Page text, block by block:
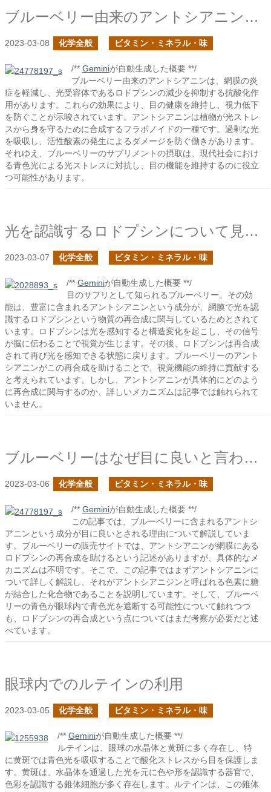
ブルーベリー由来のアントシアニンの摂取は目に良い効果をもたらすのか？
2023-03-08 化学全般 ビタミン・ミネラル・味
/** Geminiが自動生成した概要 **/
ブルーベリー由来のアントシアニンは、網膜の炎
症を軽減し、光受容体であるロドプシンの減少を抑制する抗酸化作
用があります。これらの効果により、目の健康を維持し、視力低下
を防ぐことが示唆されています。アントシアニンは植物が光ストレ
スから身を守るために合成するフラボノイドの一種です。過剰な光
を吸収し、活性酸素の発生によるダメージを防ぐ働きがあります。
それゆえ、ブルーベリーのサプリメントの摂取は、現代社会におけ
る青色光による光ストレスに対抗し、目の機能を維持するのに役立
つ可能性があります。
光を認識するロドプシンについて見てみる
2023-03-07 化学全般 ビタミン・ミネラル・味
/** Geminiが自動生成した概要 **/
目のサプリとして知られるブルーベリー。その効
能は、豊富に含まれるアントシアニンという成分が、網膜で光を認
識するロドプシンという物質の再合成に関与しているためとされて
います。ロドプシンは光を感知すると構造変化を起こし、その信号
が脳に伝わることで視覚が生じます。その後、ロドプシンは再合成
されて再び光を感知できる状態に戻ります。ブルーベリーのアント
シアニンがこの再合成を助けることで、視覚機能の維持に貢献する
と考えられています。しかし、アントシアニンが具体的にどのよう
に再合成に関与するのか、詳しいメカニズムは記事では触れられて
いません。
ブルーベリーはなぜ目に良いと言われているのか？
2023-03-06 化学全般 ビタミン・ミネラル・味
/** Geminiが自動生成した概要 **/
この記事では、ブルーベリーに含まれるアントシ
アニンという成分が目に良いとされる理由について解説していま
す。ブルーベリーの販売サイトでは、アントシアニンが網膜にある
ロドプシンの再合成を助けるという記述がありますが、具体的なメ
カニズムは不明です。そこで、この記事ではまずアントシアニンに
ついて詳しく解説し、それがアントシアニジンと呼ばれる色素に糖
が結合した化合物であることを説明しています。そして、ブルーベ
リーの青色が眼球内で青色光を遮断する可能性について触れつつ
も、ロドプシンの再合成という点についてはまだ考察が必要だと述
べています。
眼球内でのルテインの利用
2023-03-05 化学全般 ビタミン・ミネラル・味
/** Geminiが自動生成した概要 **/
ルテインは、眼球の水晶体と黄斑に多く存在し、特
に黄斑では青色光を吸収することで酸化ストレスから目を保護しま
す。黄斑は、水晶体を通過した光を元に色や形を認識する器官で、
色彩を認識する錐体細胞が多く存在します。ルテインは、この錐体